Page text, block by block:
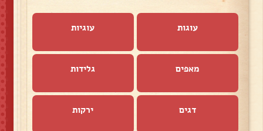
עוגות עוגיות
מאפים גלידות
דגים ירקות